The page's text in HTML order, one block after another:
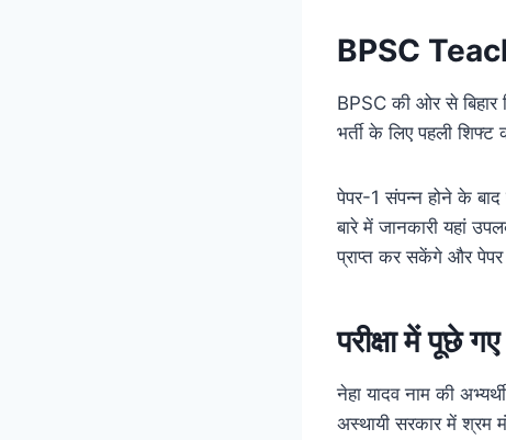
BPSC
BPSC की ओर से बिहार
भर्ती के लिए पहली
पेपर-1 संपन्न होने के बाद
बारे में जानकारी यहां
प्राप्त कर सकेंगे और
परीक्षा में पूछे
नेहा यादव नाम की
अस्थायी सरकार में श्रम